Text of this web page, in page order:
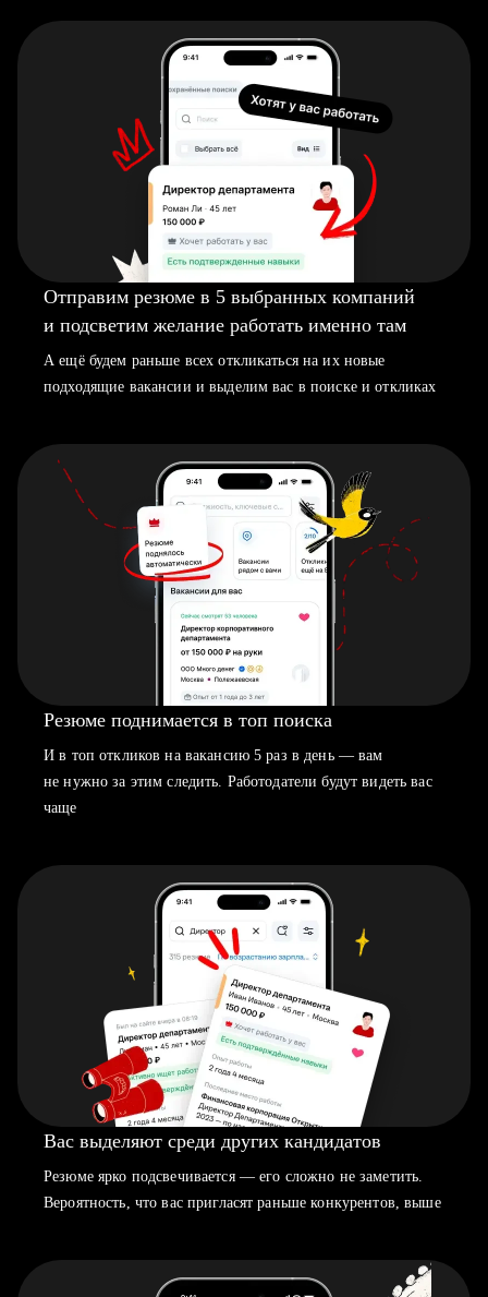
Отправим резюме в 5 выбранных компаний
и подсветим желание работать именно там
А ещё будем раньше всех откликаться на их новые
подходящие вакансии и выделим вас в поиске и откликах
Резюме поднимается в топ поиска
И в топ откликов на вакансию 5 раз в день — вам
не нужно за этим следить. Работодатели будут видеть вас
чаще
Вас выделяют среди других кандидатов
Резюме ярко подсвечивается — его сложно не заметить.
Вероятность, что вас пригласят раньше конкурентов, выше